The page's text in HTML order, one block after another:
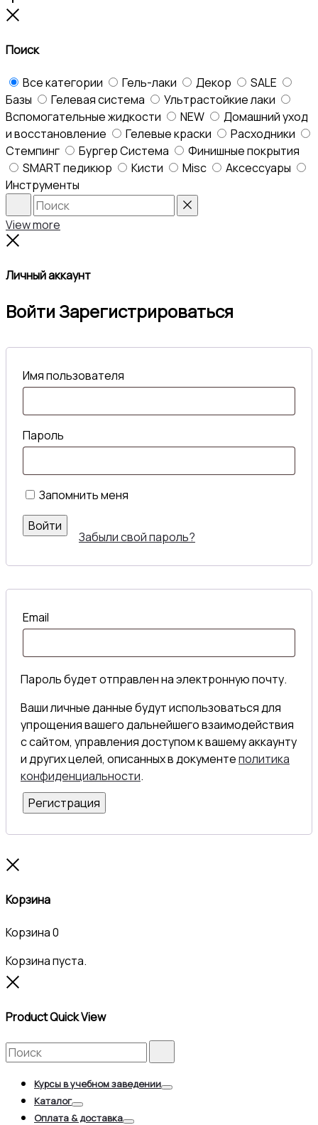
Поиск
Все категории Гель-лаки Декор
SALE
Базы
Гелевая система
Ультрастойкие лаки
Вспомогательные жидкости
NEW
Домашний уход
и восстановление
Гелевые краски
Расходники
Стемпинг
Бургер Система
Финишные покрытия
SMART педикюр
Кисти Misc
Аксессуары
Инструменты
Search Reset
View more
Личный аккаунт
ВойтиЗарегистрироваться
Имя пользователя
Пароль
Запомнить меня
Войти
Забыли свой пароль?
Email
Пароль будет отправлен на электронную почту.
Ваши личные данные будут использоваться для
упрощения вашего дальнейшего взаимодействия
с сайтом, управления доступом к вашему аккаунту
и других целей, описанных в документеполитика
конфиденциальности.
Регистрация
Корзина
Корзина0
Корзина пуста.
Product Quick View
Search
for:
Курсы в учебном заведении
Каталог
Toggle
Оплата & доставка